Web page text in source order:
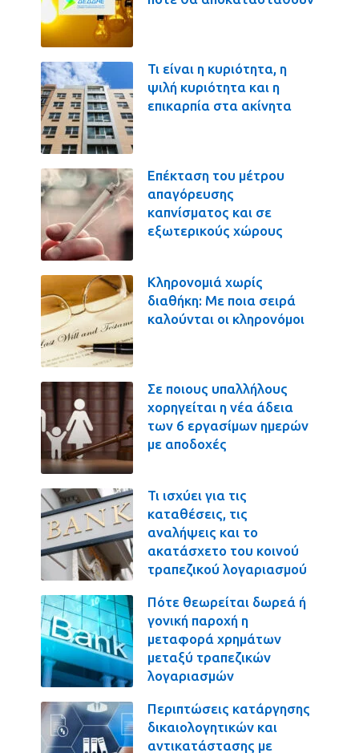
Τι είναι η κυριότητα, η
ψιλή κυριότητα και η
επικαρπία στα ακίνητα
Επέκταση του μέτρου
απαγόρευσης
καπνίσματος και σε
εξωτερικούς χώρους
Κληρονομιά χωρίς
διαθήκη: Με ποια σειρά
καλούνται οι κληρονόμοι
Σε ποιους υπαλλήλους
χορηγείται η νέα άδεια
των 6 εργασίμων ημερών
με αποδοχές
Τι ισχύει για τις
καταθέσεις, τις
αναλήψεις και το
ακατάσχετο του κοινού
τραπεζικού λογαριασμού
Πότε θεωρείται δωρεά ή
γονική παροχή η
μεταφορά χρημάτων
μεταξύ τραπεζικών
λογαριασμών
Περιπτώσεις κατάργησης
δικαιολογητικών και
αντικατάστασης με